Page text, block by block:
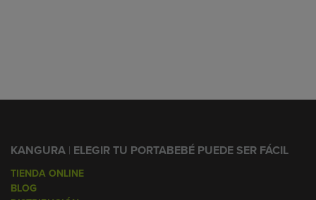
KANGURA | ELEGIR TU PORTABEBÉ PUEDE SER FÁCIL
TIENDA ONLINE
BLOG